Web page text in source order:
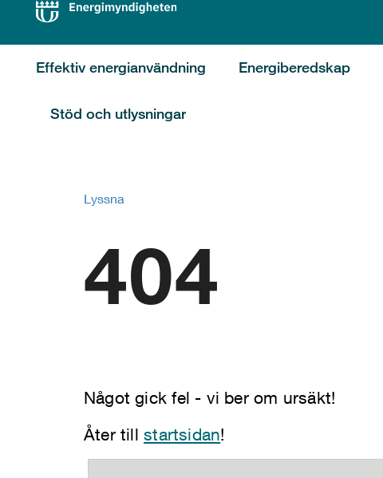
Effektiv energianvändning Energiberedskap
Stöd och utlysningar
Lyssna
404
Något gick fel - vi ber om ursäkt!
Åter tillstartsidan!